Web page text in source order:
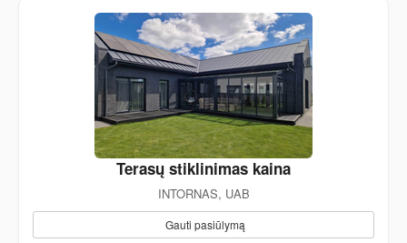
Terasų stiklinimas kaina
INTORNAS, UAB
Gauti pasiūlymą